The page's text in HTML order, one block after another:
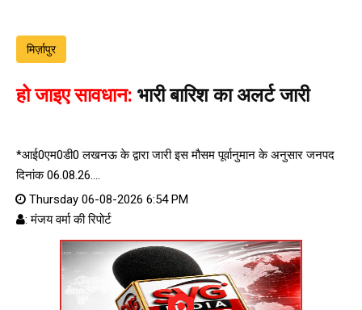
मिर्ज़ापुर
हो जाइए सावधान: भारी बारिश का अलर्ट जारी
*आई0एम0डी0 लखनऊ के द्वारा जारी इस मौसम पूर्वानुमान के अनुसार जनपद
दिनांक 06.08.26....
Thursday 06-08-2026 6:54 PM
: मंजय वर्मा की रिपोर्ट